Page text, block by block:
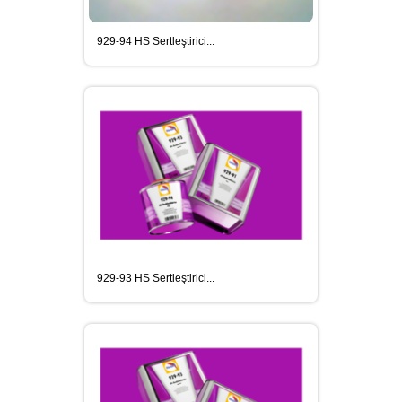
MEGUIARS CAR CARE ÜRÜNLER
SIKA YAPI KIMYASALLARI
DIĞER SARF MALZEMELERI
SIKAFLEX POLIÜRETAN ESASLI
929-94 HS Sertleştirici...
929-93 HS Sertleştirici...